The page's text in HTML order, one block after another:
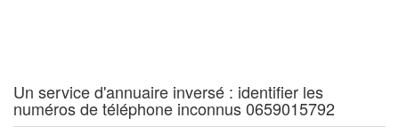
Un service d'annuaire inversé : identifier les
numéros de téléphone inconnus 0659015792